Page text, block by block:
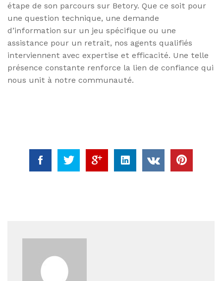
étape de son parcours sur Betory. Que ce soit pour
une question technique, une demande
d’information sur un jeu spécifique ou une
assistance pour un retrait, nos agents qualifiés
interviennent avec expertise et efficacité. Une telle
présence constante renforce la lien de confiance qui
nous unit à notre communauté.